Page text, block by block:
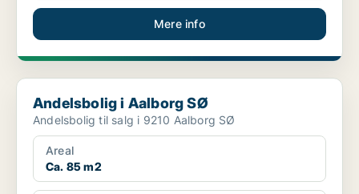
Mere info
Andelsbolig i Aalborg SØ
Andelsbolig i Aalborg SØ
Andelsbolig til salg i 9210 Aalborg SØ
Areal
Ca. 85 m2